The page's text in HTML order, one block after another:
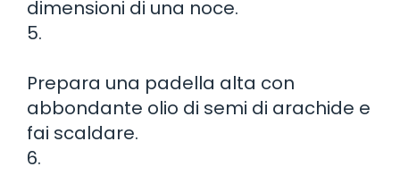
dimensioni di una noce.
5.
Prepara una padella alta con
abbondante olio di semi di arachide e
fai scaldare.
6.